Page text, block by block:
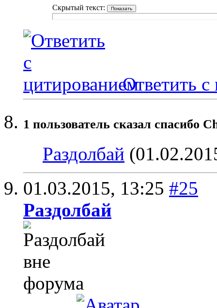
Скрытый текст:
Ответить с
1 пользователь сказал cпасибо
Раздолбай
01.03.2015, 13:25 #25
Раздолбай